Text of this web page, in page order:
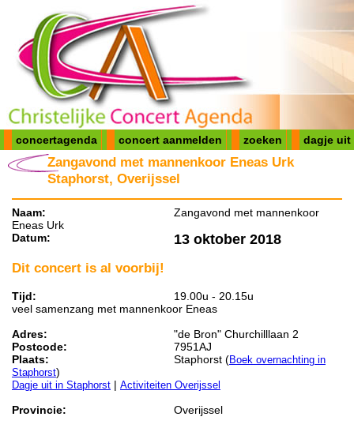
concertagenda concert aanmelden zoeken dagje uit
Zangavond met mannenkoor Eneas Urk
Staphorst, Overijssel
Naam:
Zangavond met mannenkoor
Eneas Urk
Datum:
13 oktober 2018
Dit concert is al voorbij!
Tijd:
19.00u - 20.15u
veel samenzang met mannenkoor Eneas
Adres:
"de Bron" Churchilllaan 2
Postcode:
7951AJ
Plaats:
Staphorst (Boek overnachting in
Staphorst)
Dagje uit in Staphorst | Activiteiten Overijssel
Provincie:
Overijssel